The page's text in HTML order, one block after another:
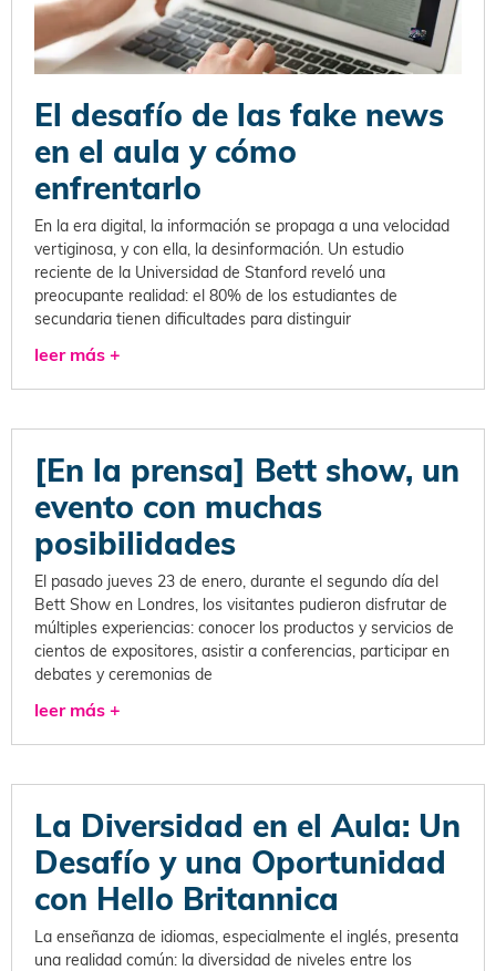
El desafío de las fake news
en el aula y cómo
enfrentarlo
En la era digital, la información se propaga a una velocidad
vertiginosa, y con ella, la desinformación. Un estudio
reciente de la Universidad de Stanford reveló una
preocupante realidad: el 80% de los estudiantes de
secundaria tienen dificultades para distinguir
leer más +
[En la prensa] Bett show, un
evento con muchas
posibilidades
El pasado jueves 23 de enero, durante el segundo día del
Bett Show en Londres, los visitantes pudieron disfrutar de
múltiples experiencias: conocer los productos y servicios de
cientos de expositores, asistir a conferencias, participar en
debates y ceremonias de
leer más +
La Diversidad en el Aula: Un
Desafío y una Oportunidad
con Hello Britannica
La enseñanza de idiomas, especialmente el inglés, presenta
una realidad común: la diversidad de niveles entre los